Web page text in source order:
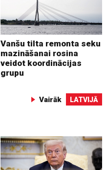
Vanšu tilta remonta seku
mazināšanai rosina
veidot koordinācijas
grupu
Vairāk LATVIJĀ